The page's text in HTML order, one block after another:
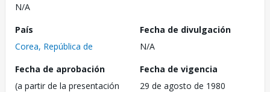
N/A
País
Corea, República de
Fecha de divulgación
N/A
Fecha de aprobación
(a partir de la presentación
Fecha de vigencia
29 de agosto de 1980